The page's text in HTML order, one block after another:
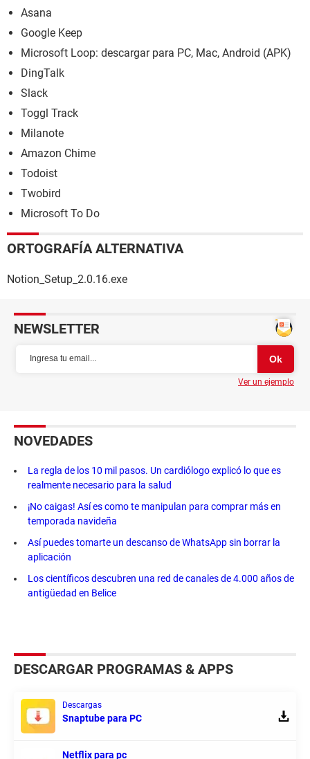
Asana
Google Keep
Microsoft Loop: descargar para PC, Mac, Android (APK)
DingTalk
Slack
Toggl Track
Milanote
Amazon Chime
Todoist
Twobird
Microsoft To Do
ORTOGRAFÍA ALTERNATIVA
Notion_Setup_2.0.16.exe
NEWSLETTER
Ver un ejemplo
NOVEDADES
La regla de los 10 mil pasos. Un cardiólogo explicó lo que es
realmente necesario para la salud
¡No caigas! Así es como te manipulan para comprar más en
temporada navideña
Así puedes tomarte un descanso de WhatsApp sin borrar la
aplicación
Los científicos descubren una red de canales de 4.000 años de
antigüedad en Belice
DESCARGAR PROGRAMAS & APPS
Descargas
Snaptube para PC
Netflix para pc